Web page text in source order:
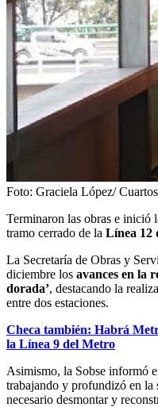
Foto: Graciela López/
Terminaron las obras e inició
tramo cerrado de la Línea 12
La Secretaría de Obras y
diciembre los avances en la
dorada’, destacando la
entre dos estaciones.
Checa también: Habrá
la Línea 9 del Metro
Asimismo, la Sobse informó
trabajando y profundizó en la
necesario desmontar y